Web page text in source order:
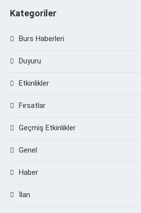
Kategoriler
Burs Haberleri
Duyuru
Etkinlikler
Fırsatlar
Geçmiş Etkinlikler
Genel
Haber
İlan